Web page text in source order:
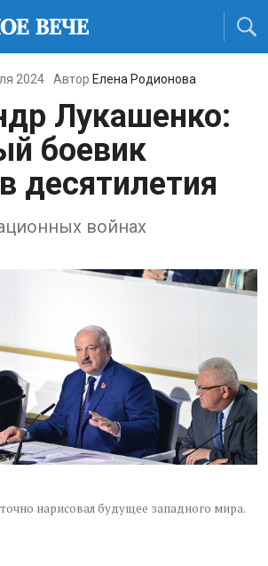
2024 Автор Елена Родионова
Лукашенко:
боевик
десятилетия
войнах
нарисовал будущее западного мира.